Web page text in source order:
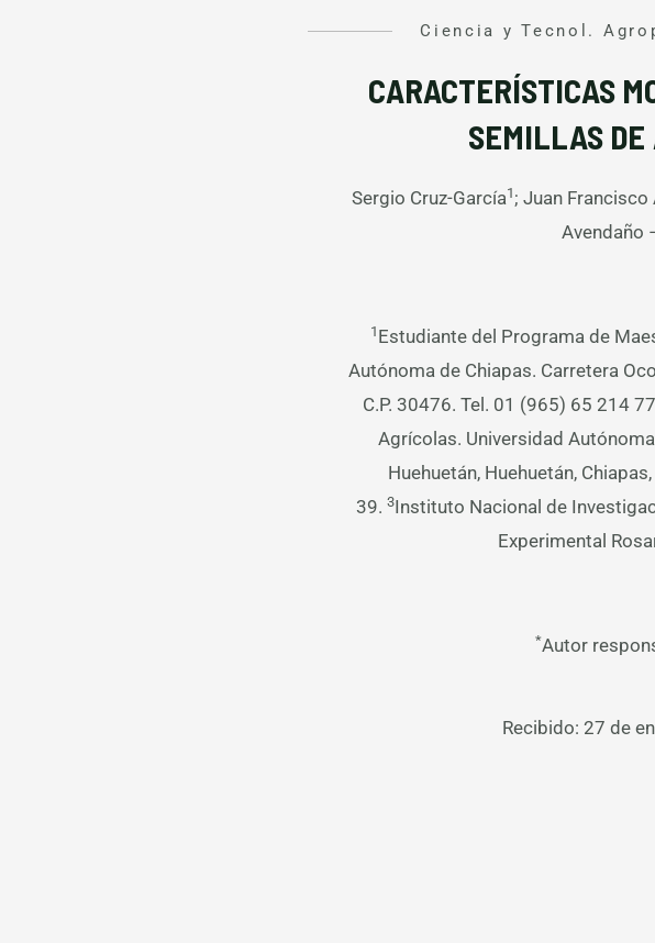
Ciencia y Tecnol.
CARACTERÍSTICAS
SEMILLAS DE
Sergio Cruz-García1 ; Juan
Avendaño
1 Estudiante del Programa de
Autónoma de Chiapas. Carretera
C.P. 30476. Tel. 01 (965) 65 214
Agrícolas. Universidad
Huehuetán, Huehuetán,
39. 3Instituto Nacional de
Experimental
*Autor
Recibido: 27 de